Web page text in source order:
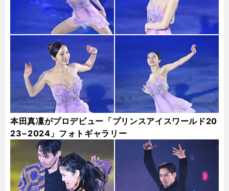
本田真凜がプロデビュー「プリンスアイスワールド20
23−2024」フォトギャラリー